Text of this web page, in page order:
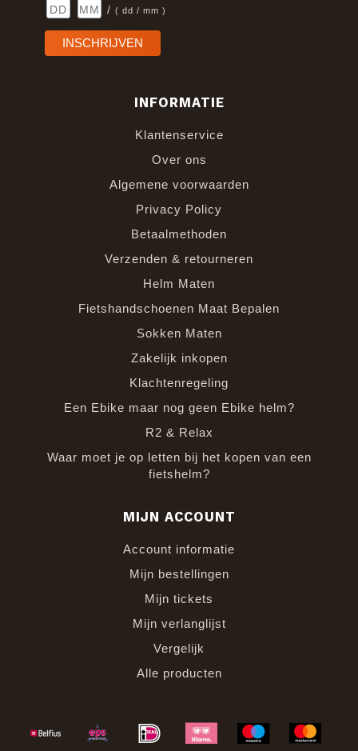
/ ( dd / mm )
INFORMATIE
Klantenservice
Over ons
Algemene voorwaarden
Privacy Policy
Betaalmethoden
Verzenden & retourneren
Helm Maten
Fietshandschoenen Maat Bepalen
Sokken Maten
Zakelijk inkopen
Klachtenregeling
Een Ebike maar nog geen Ebike helm?
R2 & Relax
Waar moet je op letten bij het kopen van een
fietshelm?
MIJN ACCOUNT
Account informatie
Mijn bestellingen
Mijn tickets
Mijn verlanglijst
Vergelijk
Alle producten